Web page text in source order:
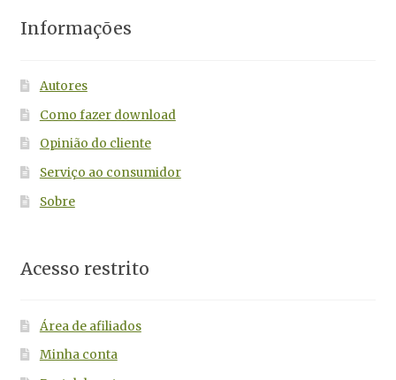
Informações
Autores
Como fazer download
Opinião do cliente
Serviço ao consumidor
Sobre
Acesso restrito
Área de afiliados
Minha conta